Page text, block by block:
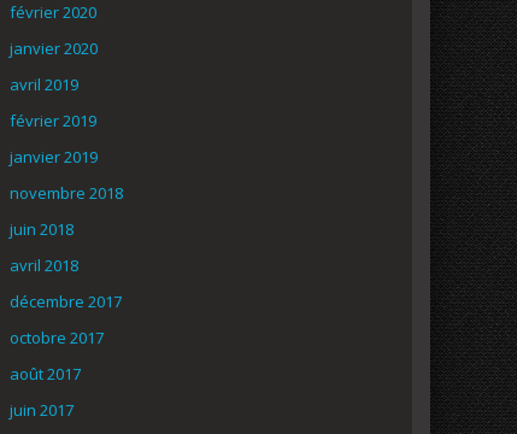
février 2020
janvier 2020
avril 2019
février 2019
janvier 2019
novembre 2018
juin 2018
avril 2018
décembre 2017
octobre 2017
août 2017
juin 2017